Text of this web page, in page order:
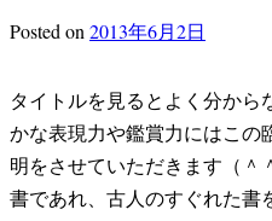
Posted on 2013年6月2日
タイトルを見るとよく分から
かな表現力や鑑賞力にはこの
明をさせていただきます（＾
書であれ、古人のすぐれた書